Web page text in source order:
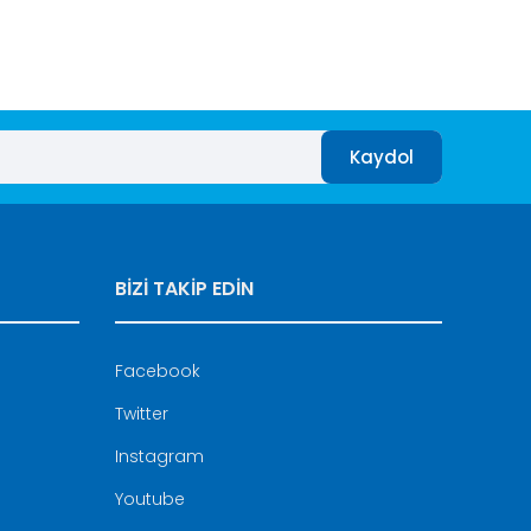
Kaydol
BİZİ TAKİP EDİN
Facebook
Twitter
Instagram
Youtube